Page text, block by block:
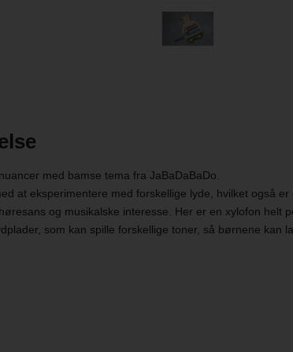
med bamse tema fra JaBaDaBaDo.
at eksperimentere med forskellige lyde, hvilket også er
og musikalske interesse. Her er en xylofon helt
som kan spille forskellige toner, så børnene kan